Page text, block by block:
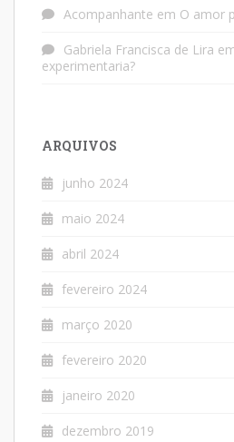
Acompanhante em O amor
Gabriela Francisca de Lira
experimentaria?
ARQUIVOS
junho 2024
maio 2024
abril 2024
fevereiro 2024
março 2020
fevereiro 2020
janeiro 2020
dezembro 2019